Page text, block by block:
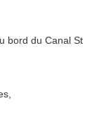
bord du Canal St